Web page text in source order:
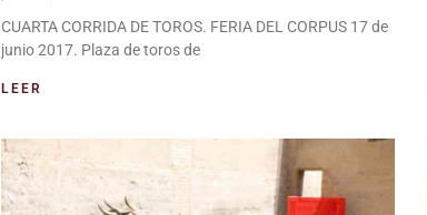
CUARTA CORRIDA DE TOROS. FERIA DEL CORPUS 17 de
junio 2017. Plaza de toros de
LEER